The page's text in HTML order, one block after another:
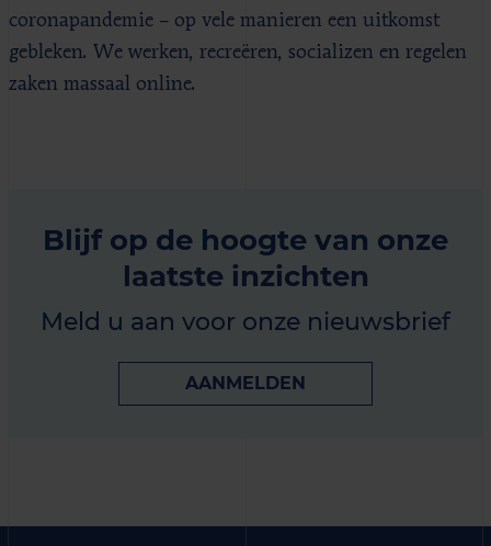
coronapandemie – op vele manieren een uitkomst
gebleken. We werken, recreëren, socializen en regelen
zaken massaal online.
Blijf op de hoogte van onze
laatste inzichten
Meld u aan voor onze nieuwsbrief
AANMELDEN